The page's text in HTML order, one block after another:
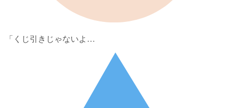
「くじ引きじゃないよ…